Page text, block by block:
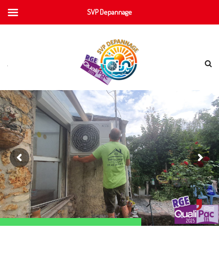
SVP Depannage